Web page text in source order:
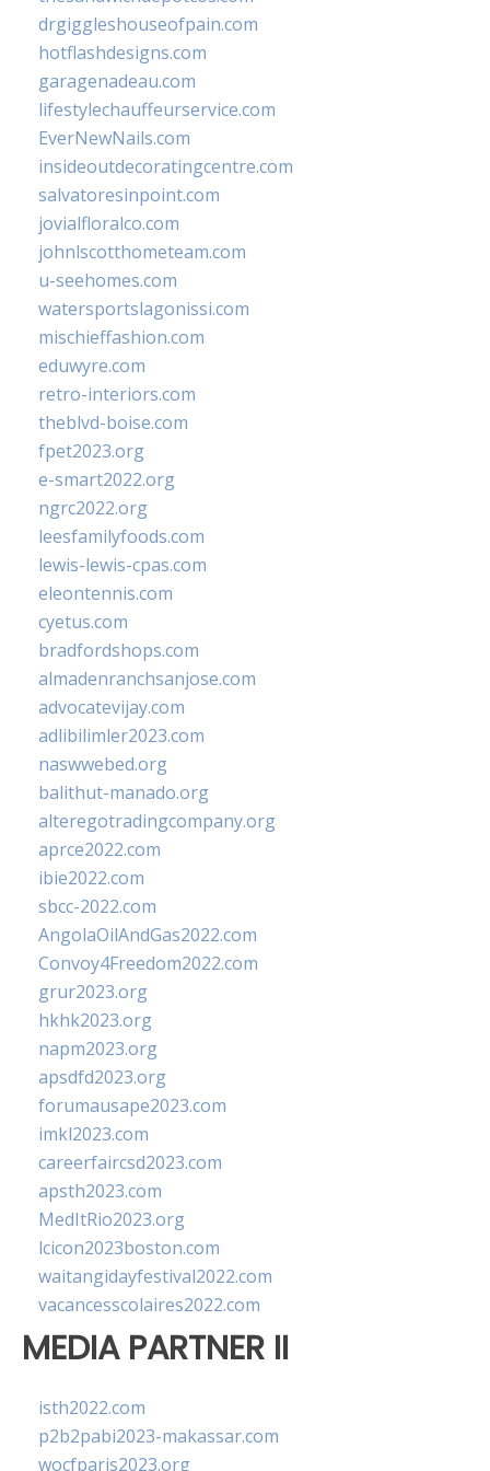
drgiggleshouseofpain.com
hotflashdesigns.com
garagenadeau.com
lifestylechauffeurservice.com
EverNewNails.com
insideoutdecoratingcentre.com
salvatoresinpoint.com
jovialfloralco.com
johnlscotthometeam.com
u-seehomes.com
watersportslagonissi.com
mischieffashion.com
eduwyre.com
retro-interiors.com
theblvd-boise.com
fpet2023.org
e-smart2022.org
ngrc2022.org
leesfamilyfoods.com
lewis-lewis-cpas.com
eleontennis.com
cyetus.com
bradfordshops.com
almadenranchsanjose.com
advocatevijay.com
adlibilimler2023.com
naswwebed.org
balithut-manado.org
alteregotradingcompany.org
aprce2022.com
ibie2022.com
sbcc-2022.com
AngolaOilAndGas2022.com
Convoy4Freedom2022.com
grur2023.org
hkhk2023.org
napm2023.org
apsdfd2023.org
forumausape2023.com
imkl2023.com
careerfaircsd2023.com
apsth2023.com
MedItRio2023.org
lcicon2023boston.com
waitangidayfestival2022.com
vacancesscolaires2022.com
MEDIA PARTNER II
isth2022.com
p2b2pabi2023-makassar.com
wocfparis2023.org